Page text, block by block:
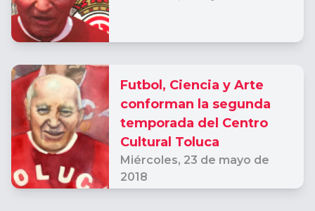
Futbol, Ciencia y Arte
conforman la segunda
temporada del Centro
Cultural Toluca
Miércoles, 23 de mayo de
2018